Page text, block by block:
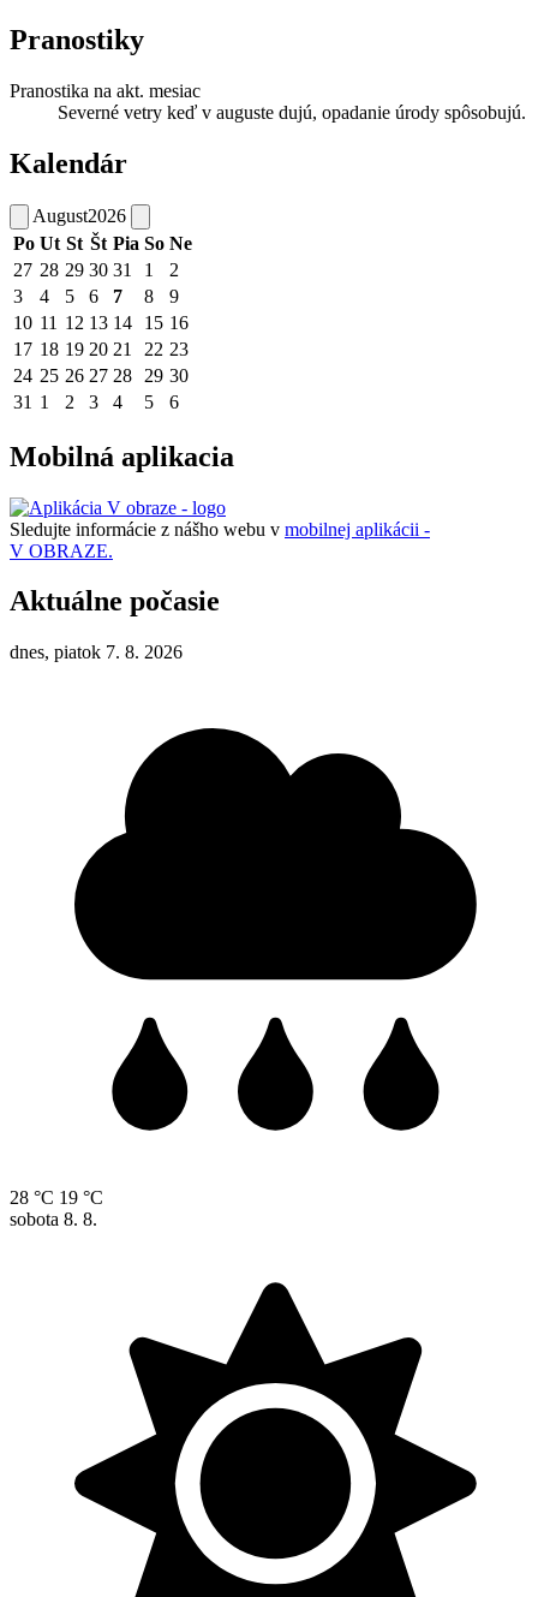
Pranostiky
Pranostika na akt. mesiac
Severné vetry keď v auguste dujú, opadanie úrody spôsobujú.
Kalendár
August2026
Po Ut St Št Pia So Ne
27 28 29 30 31 1
2
3
4 5 6 7 8
9
10 11 12 13 14 15 16
17 18 19 20 21 22 23
24 25 26 27 28 29 30
31 1 2 3 4 5 6
Mobilná aplikacia
Sledujte informácie z nášho webu v mobilnej aplikácii -
V OBRAZE.
Aktuálne počasie
dnes, piatok 7. 8. 2026
28 °C 19 °C
sobota 8. 8.